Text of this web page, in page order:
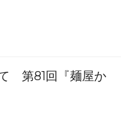
第81回『麺屋か